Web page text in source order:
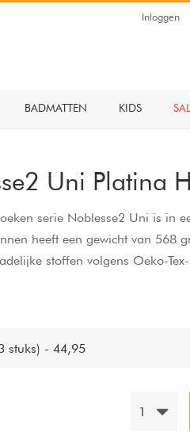
Inloggen
BADMATTEN KIDS
Uni Platina
serie Noblesse2 Uni is in
heeft een gewicht van 568
stoffen volgens Oeko-
60 graden en geschikt voor de
stuks) - 44,95
1